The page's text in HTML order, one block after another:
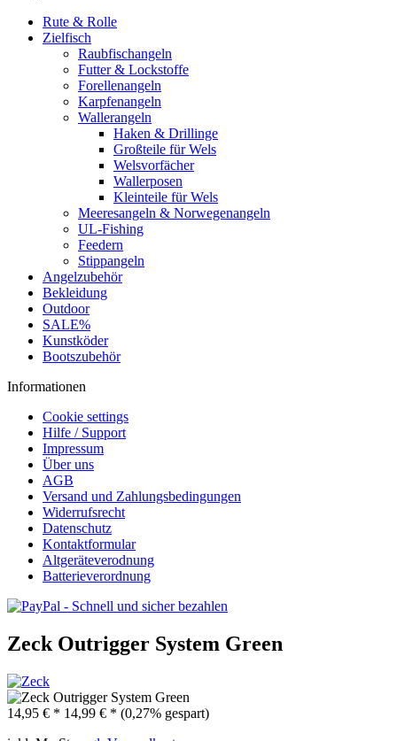
Rute & Rolle
Zielfisch
Raubfischangeln
Futter & Lockstoffe
Forellenangeln
Karpfenangeln
Wallerangeln
Haken & Drillinge
Großteile für Wels
Welsvorfächer
Wallerposen
Kleinteile für Wels
Meeresangeln & Norwegenangeln
UL-Fishing
Feedern
Stippangeln
Angelzubehör
Bekleidung
Outdoor
SALE%
Kunstköder
Bootszubehör
Informationen
Cookie settings
Hilfe / Support
Impressum
Über uns
AGB
Versand und Zahlungsbedingungen
Widerrufsrecht
Datenschutz
Kontaktformular
Altgeräteverodnung
Batterieverordnung
Zeck Outrigger System Green
14,95 € * 14,99 € * (0,27% gespart)